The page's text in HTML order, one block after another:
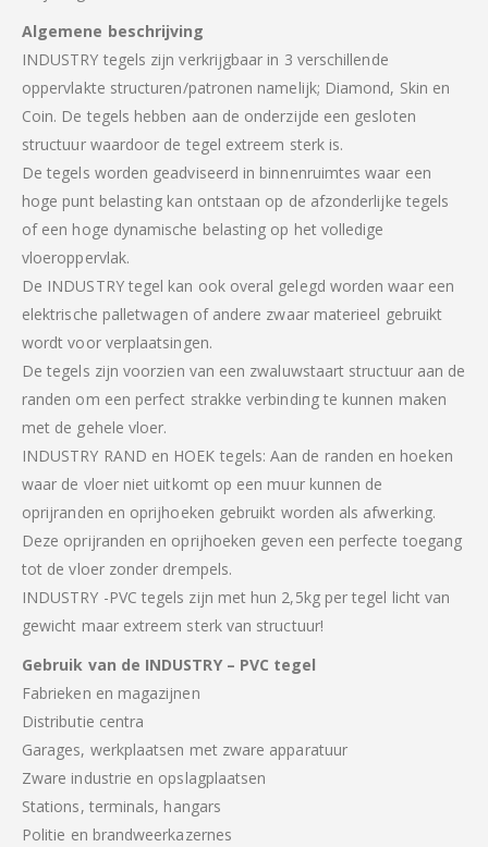
Algemene beschrijving
INDUSTRY tegels zijn verkrijgbaar in 3 verschillende
oppervlakte structuren/patronen namelijk; Diamond, Skin en
Coin. De tegels hebben aan de onderzijde een gesloten
structuur waardoor de tegel extreem sterk is.
De tegels worden geadviseerd in binnenruimtes waar een
hoge punt belasting kan ontstaan op de afzonderlijke tegels
of een hoge dynamische belasting op het volledige
vloeroppervlak.
De INDUSTRY tegel kan ook overal gelegd worden waar een
elektrische palletwagen of andere zwaar materieel gebruikt
wordt voor verplaatsingen.
De tegels zijn voorzien van een zwaluwstaart structuur aan de
randen om een perfect strakke verbinding te kunnen maken
met de gehele vloer.
INDUSTRY RAND en HOEK tegels: Aan de randen en hoeken
waar de vloer niet uitkomt op een muur kunnen de
oprijranden en oprijhoeken gebruikt worden als afwerking.
Deze oprijranden en oprijhoeken geven een perfecte toegang
tot de vloer zonder drempels.
INDUSTRY -PVC tegels zijn met hun 2,5kg per tegel licht van
gewicht maar extreem sterk van structuur!
Gebruik van de INDUSTRY – PVC tegel
Fabrieken en magazijnen
Distributie centra
Garages, werkplaatsen met zware apparatuur
Zware industrie en opslagplaatsen
Stations, terminals, hangars
Politie en brandweerkazernes